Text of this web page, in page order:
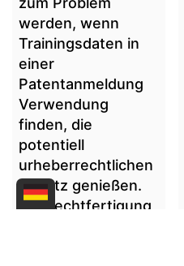
werden, wenn
Trainingsdaten in
einer
Patentanmeldung
Verwendung
finden, die
potentiell
urheberrechtlichen
Schutz genießen.
Als Rechtfertigung